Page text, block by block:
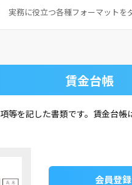
実務に役立つ各種フォーマットを
賃金台帳
等を記した書類です。賃金台
会員登